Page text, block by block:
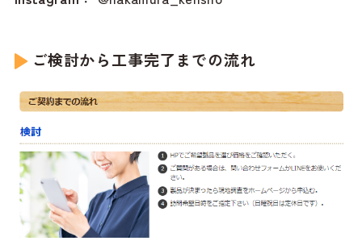
ご検討から工事完了までの流れ